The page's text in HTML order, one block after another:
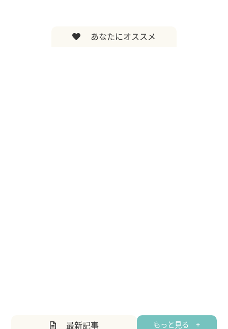
あなたにオススメ
最新記事 もっと見る +